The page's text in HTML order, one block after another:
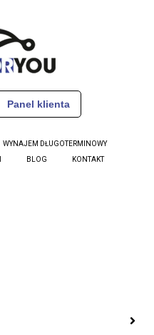
Panel klienta
WYNAJEM DŁUGOTERMINOWY
BLOG KONTAKT